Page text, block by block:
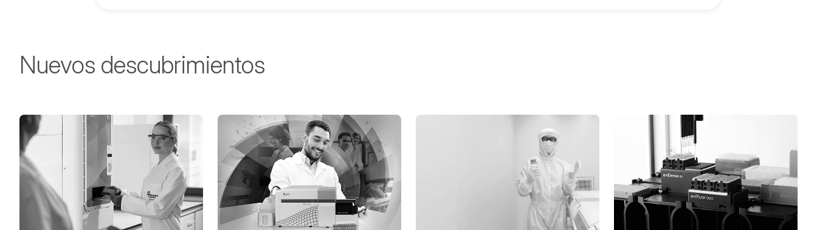
Nuevos descubrimientos